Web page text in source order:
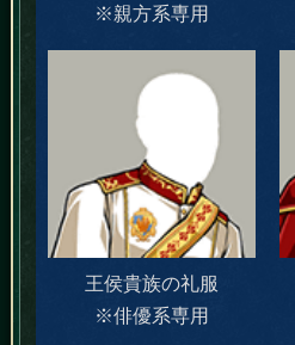
※親方系専用
王侯貴族の礼服
※俳優系専用